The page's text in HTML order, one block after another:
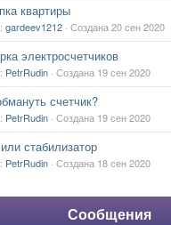
квартиры
gardeev1212 · Создана20 сен 2020
электросчетчиков
PetrRudin · Создана 19 сен 2020
счетчик?
PetrRudin · Создана 19 сен 2020
стабилизатор
PetrRudin · Создана 18 сен 2020
Сообщения